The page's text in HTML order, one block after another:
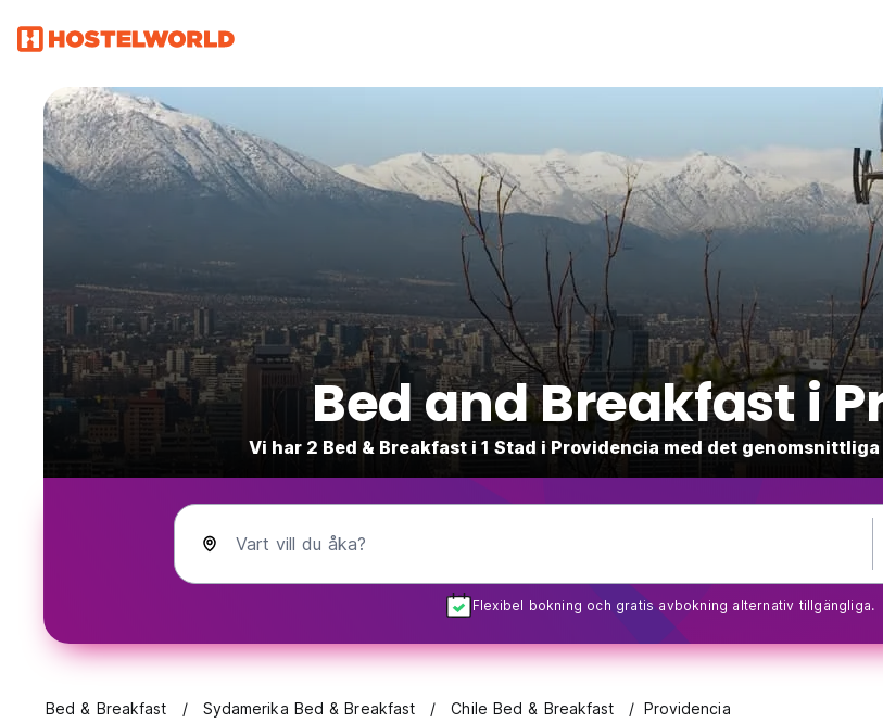
Bed and Breakfast i
Vi har 2 Bed & Breakfast i 1 Stad i Providencia med det
Vart vill du åka?
Flexibel bokning och gratis avbokning alternativ tillgängliga.
Bed & Breakfast Sydamerika Bed & Breakfast Chile Bed & Breakfast Providencia